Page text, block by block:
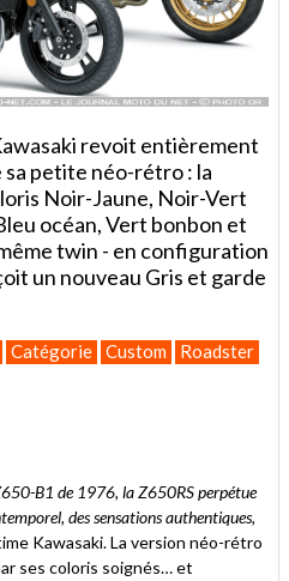
revoit entièrement
petite néo-rétro : la
Noir-Jaune, Noir-Vert
océan, Vert bonbon et
twin - en configuration
un nouveau Gris et garde
Catégorie Custom Roadster
B1 de 1976, la Z650RS perpétue
des sensations authentiques,
Kawasaki. La version néo-rétro
ses coloris soignés… et